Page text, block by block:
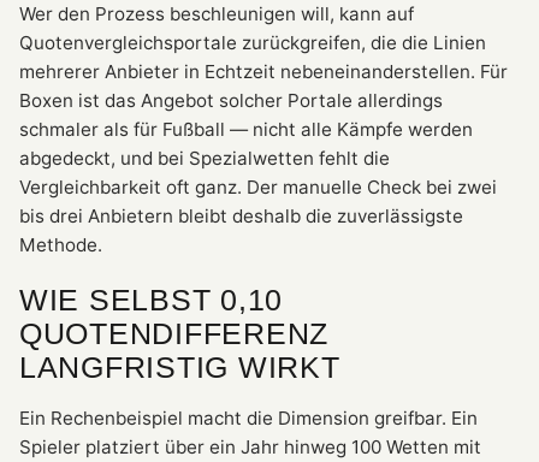
Wer den Prozess beschleunigen will, kann auf
Quotenvergleichsportale zurückgreifen, die die Linien
mehrerer Anbieter in Echtzeit nebeneinanderstellen. Für
Boxen ist das Angebot solcher Portale allerdings
schmaler als für Fußball — nicht alle Kämpfe werden
abgedeckt, und bei Spezialwetten fehlt die
Vergleichbarkeit oft ganz. Der manuelle Check bei zwei
bis drei Anbietern bleibt deshalb die zuverlässigste
Methode.
WIE SELBST 0,10
QUOTENDIFFERENZ
LANGFRISTIG WIRKT
Ein Rechenbeispiel macht die Dimension greifbar. Ein
Spieler platziert über ein Jahr hinweg 100 Wetten mit